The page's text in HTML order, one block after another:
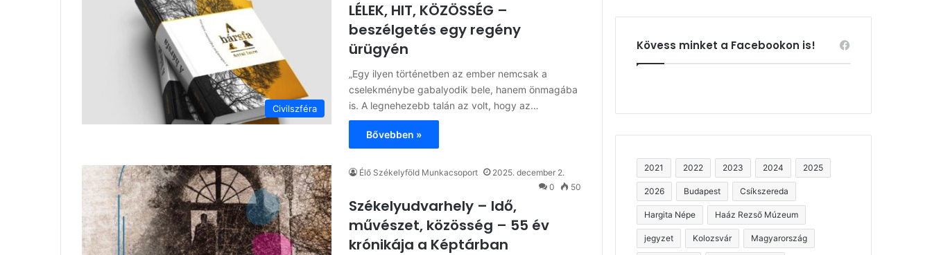
Civilszféra
LÉLEK, HIT, KÖZÖSSÉG –
beszélgetés egy regény
ürügyén
„Egy ilyen történetben az ember nemcsak a
cselekménybe gabalyodik bele, hanem önmagába
is. A legnehezebb talán az volt, hogy az…
Bővebben »
Élő Székelyföld Munkacsoport
2025. december 2.
0
50
Székelyudvarhely – Idő,
művészet, közösség – 55 év
krónikája a Képtárban
Kövess minket a Facebookon is!
2021 2022 2023 2024 2025
2026 Budapest Csíkszereda
Hargita Népe Haáz Rezső Múzeum
jegyzet Kolozsvár Magyarország